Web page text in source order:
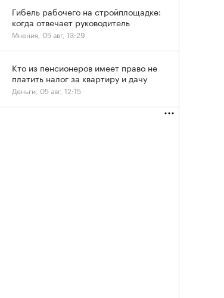
Гибель рабочего на стройплощадке:
когда отвечает руководитель
Мнения, 05 авг, 13:29
Кто из пенсионеров имеет право не
платить налог за квартиру и дачу
Деньги, 05 авг, 12:15